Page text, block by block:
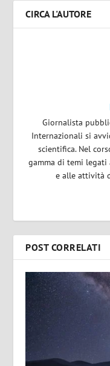
CIRCA L'AUTORE
Giornalista
Internazionali si
scientifica. Nel
gamma di temi legati
e alle attività
POST CORRELATI